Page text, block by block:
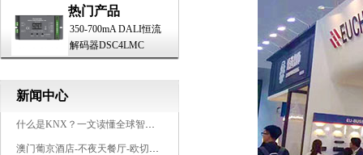
热门产品
350-700mA DALI恒流
解码器DSC4LMC
新闻中心
什么是KNX？一文读懂全球智能建筑控制标准
澳门葡京酒店-不夜天餐厅-欧切斯KNX智能控制系统打造高端智慧空间